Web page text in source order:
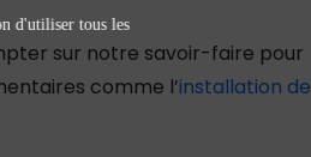
sur notre savoir-faire pour
comme l’installation de
d'utiliser tous les